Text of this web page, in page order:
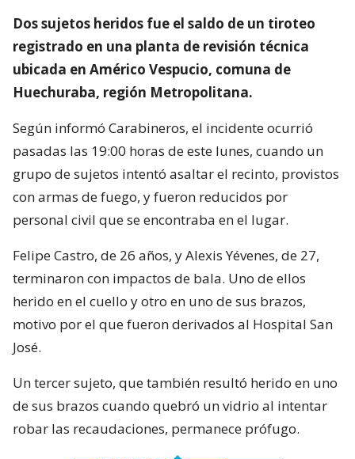
Dos sujetos heridos fue el saldo de un tiroteo
registrado en una planta de revisión técnica
ubicada en Américo Vespucio, comuna de
Huechuraba, región Metropolitana.
Según informó Carabineros, el incidente ocurrió
pasadas las 19:00 horas de este lunes, cuando un
grupo de sujetos intentó asaltar el recinto, provistos
con armas de fuego, y fueron reducidos por
personal civil que se encontraba en el lugar.
Felipe Castro, de 26 años, y Alexis Yévenes, de 27,
terminaron con impactos de bala. Uno de ellos
herido en el cuello y otro en uno de sus brazos,
motivo por el que fueron derivados al Hospital San
José.
Un tercer sujeto, que también resultó herido en uno
de sus brazos cuando quebró un vidrio al intentar
robar las recaudaciones, permanece prófugo.